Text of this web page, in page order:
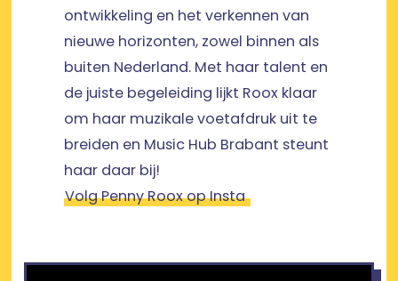
ontwikkeling en het verkennen van
nieuwe horizonten, zowel binnen als
buiten Nederland. Met haar talent en
de juiste begeleiding lijkt Roox klaar
om haar muzikale voetafdruk uit te
breiden en Music Hub Brabant steunt
haar daar bij!
Volg Penny Roox op Insta